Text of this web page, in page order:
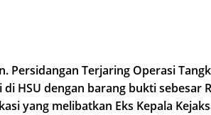
Persidangan Terjaring Operasi
HSU dengan barang bukti sebesar
yang melibatkan Eks Kepala